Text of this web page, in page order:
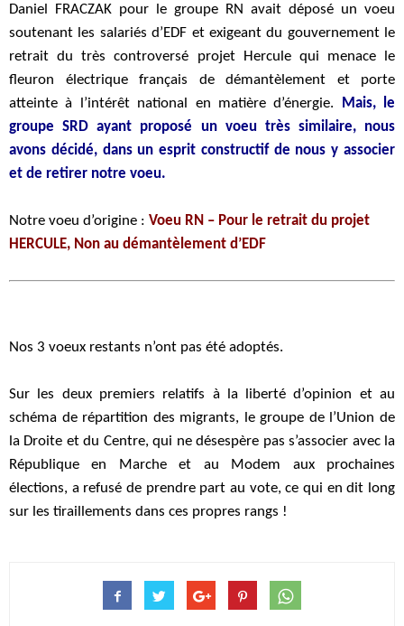
Daniel FRACZAK pour le groupe RN avait déposé un voeu
soutenant les salariés d’EDF et exigeant du gouvernement le
retrait du très controversé projet Hercule qui menace le
fleuron électrique français de démantèlement et porte
atteinte à l’intérêt national en matière d’énergie.
Mais, le
groupe SRD ayant proposé un voeu très similaire, nous
avons décidé, dans un esprit constructif de nous y associer
et de retirer notre voeu.
Notre voeu d’origine : Voeu RN – Pour le retrait du projet
HERCULE, Non au démantèlement d’EDF
Nos 3 voeux restants n’ont pas été adoptés.
Sur les deux premiers relatifs à la liberté d’opinion et au
schéma de répartition des migrants, le groupe de l’Union de
la Droite et du Centre, qui ne désespère pas s’associer avec la
République en Marche et au Modem aux prochaines
élections, a refusé de prendre part au vote, ce qui en dit long
sur les tiraillements dans ces propres rangs !